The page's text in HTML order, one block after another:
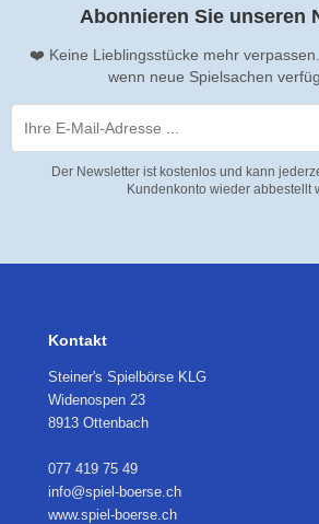
Abonnieren Sie unseren
❤️ Keine Lieblingsstücke mehr
wenn neue Spielsachen
Der Newsletter ist kostenlos und kann
Kundenkonto wieder abbestellt
Kontakt
Steiner's Spielbörse KLG
Widenospen 23
8913 Ottenbach
077 419 75 49
info@spiel-boerse.ch
www.spiel-boerse.ch